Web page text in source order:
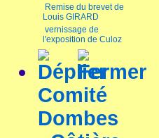
Remise du brevet de
Louis GIRARD
vernissage de
l'exposition de Culoz
Comité
Dombes